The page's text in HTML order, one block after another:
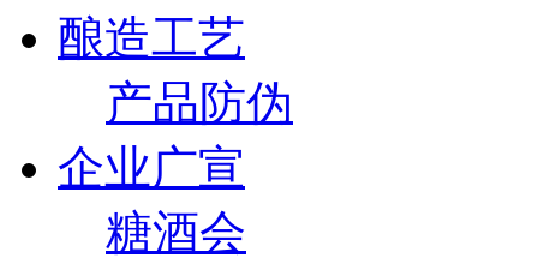
酿造工艺
产品防伪
企业广宣
糖酒会